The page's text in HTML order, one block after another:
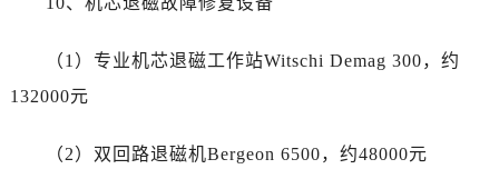
云南省玉溪市红塔区南北大街爱彼售后服务中心（需提前预约）
（1）专业机芯退磁工作站Witschi Demag 300，约
132000元
（2）双回路退磁机Bergeon 6500，约48000元